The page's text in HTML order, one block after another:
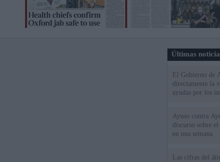
Últimas
El Gobierno de
directamente la
ayudas por los
Ayuso contra
discurso sobre
en una semana
Las cifras del